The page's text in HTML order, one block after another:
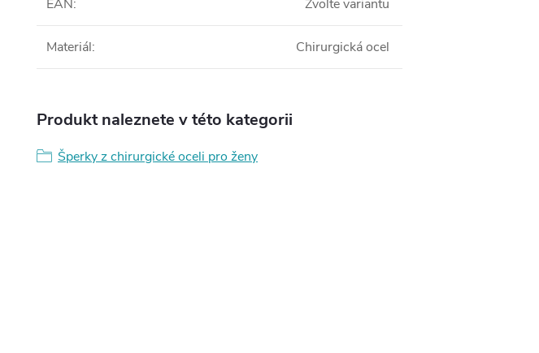
EAN: Zvolte variantu
Materiál: Chirurgická ocel
Produkt naleznete v této kategorii
Šperky z chirurgické oceli pro ženy